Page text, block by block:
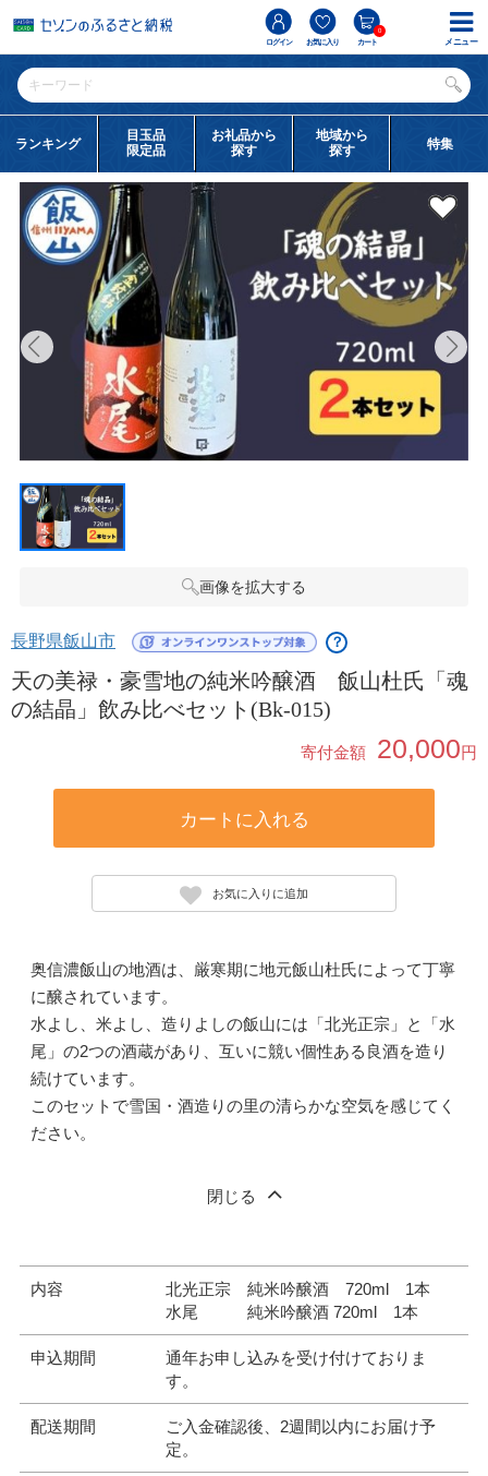
ログイン お気に入り カート
0
ランキング
目玉品
限定品
お礼品から
探す
地域から
探す
特集
画像を拡大する
長野県飯山市 ？
天の美禄・豪雪地の純米吟醸酒 飯山杜氏「魂
の結晶」飲み比べセット(Bk-015)
寄付金額 20,000円
カートに入れる
お気に入りに追加
奥信濃飯山の地酒は、厳寒期に地元飯山杜氏によって丁寧
に醸されています。
水よし、米よし、造りよしの飯山には「北光正宗」と「水
尾」の2つの酒蔵があり、互いに競い個性ある良酒を造り
続けています。
このセットで雪国・酒造りの里の清らかな空気を感じてく
ださい。
閉じる
内容
北光正宗 純米吟醸酒 720ml 1本
水尾 純米吟醸酒 720ml 1本
申込期間
通年お申し込みを受け付けておりま
す。
配送期間
ご入金確認後、2週間以内にお届け予
定。
メニュー